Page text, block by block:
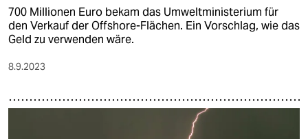
700 Millionen Euro bekam das Umweltministerium für
den Verkauf der Offshore-Flächen. Ein Vorschlag, wie das
Geld zu verwenden wäre.
8.9.2023